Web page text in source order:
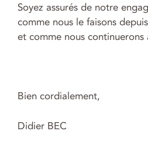
Soyez assurés de notre
comme nous le faisons
et comme nous continuerons
Bien cordialement,
Didier BEC